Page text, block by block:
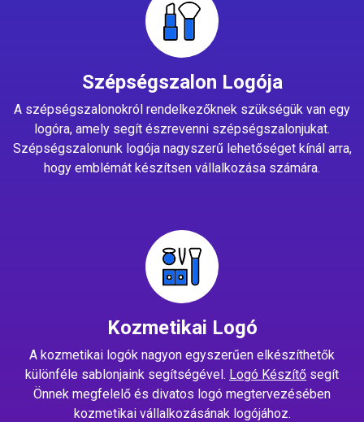
Szépségszalon Logója
A szépségszalonokról rendelkezőknek szükségük van egy
logóra, amely segít észrevenni szépségszalonjukat.
Szépségszalonunk logója nagyszerű lehetőséget kínál arra,
hogy emblémát készítsen vállalkozása számára.
Kozmetikai Logó
A kozmetikai logók nagyon egyszerűen elkészíthetők
különféle sablonjaink segítségével. Logó Készítő segít
Önnek megfelelő és divatos logó megtervezésében
kozmetikai vállalkozásának logójához.